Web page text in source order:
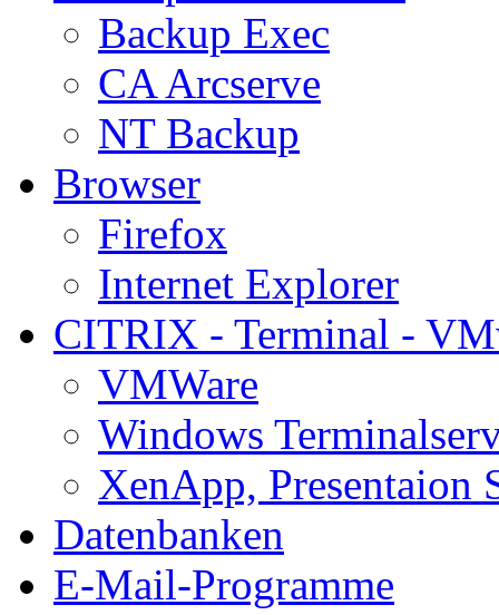
Backup Exec
CA Arcserve
NT Backup
Browser
Firefox
Internet Explorer
CITRIX - Terminal -
VMWare
Windows
XenApp, Presentaion
Datenbanken
E-Mail-Programme